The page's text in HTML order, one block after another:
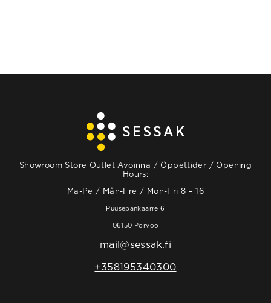
Showroom Store Outlet Avoinna / Öppettider / Opening
Hours:
Ma-Pe / Mån-Fre / Mon-Fri 8 – 16
Puusepänkaarre 6
06150 Porvoo
mail@sessak.fi
+358195340300